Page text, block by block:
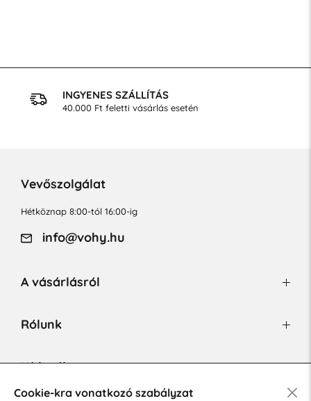
INGYENES SZÁLLÍTÁS
40.000 Ft feletti vásárlás esetén
Vevőszolgálat
Hétköznap 8:00-tól 16:00-ig
info@vohy.hu
A vásárlásról
Rólunk
Hírlevél
Cookie-kra vonatkozó szabályzat